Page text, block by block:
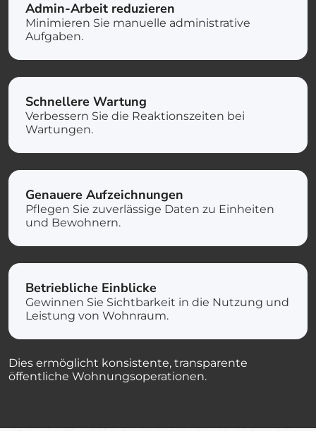
Admin-Arbeit reduzieren
Minimieren Sie manuelle administrative
Aufgaben.
Schnellere Wartung
Verbessern Sie die Reaktionszeiten bei
Wartungen.
Genauere Aufzeichnungen
Pflegen Sie zuverlässige Daten zu Einheiten
und Bewohnern.
Betriebliche Einblicke
Gewinnen Sie Sichtbarkeit in die Nutzung und
Leistung von Wohnraum.
Dies ermöglicht konsistente, transparente
öffentliche Wohnungsoperationen.